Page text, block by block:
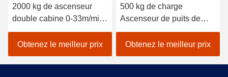
2000 kg de ascenseur
double cabine 0-33m/min
contrôle de vitesse en
invertisseur de bâtiment
ascenseurs
Obtenez le meilleur prix
500 kg de charge
Ascenseur de puits de
cage de petite taille
installé à l'intérieur du
puits
Obtenez le meilleur prix